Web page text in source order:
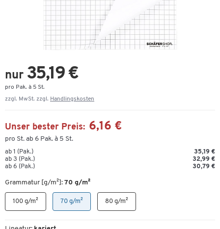
nur 35,19 €
pro Pak. à 5 St.
zzgl. MwSt. zzgl. Handlingskosten
Unser bester Preis: 6,16 €
pro St. ab 6 Pak. à 5 St.
ab 1 (Pak.)
35,19 €
ab 3 (Pak.)
32,99 €
ab 6 (Pak.)
30,79 €
Grammatur [g/m²]: 70 g/m²
100 g/m² 70 g/m² 80 g/m²